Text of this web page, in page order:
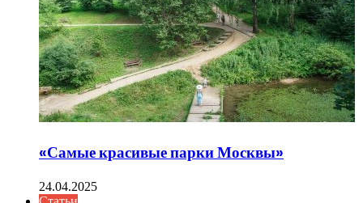
«Самые красивые парки Москвы»
24.04.2025